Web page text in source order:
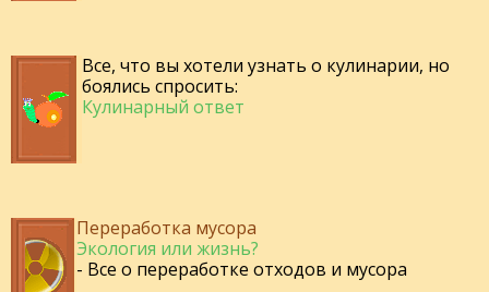
Все, что вы хотели узнать о кулинарии, но
боялись спросить:
Кулинарный ответ
Переработка мусора
Экология или жизнь?
- Все о переработке отходов и мусора